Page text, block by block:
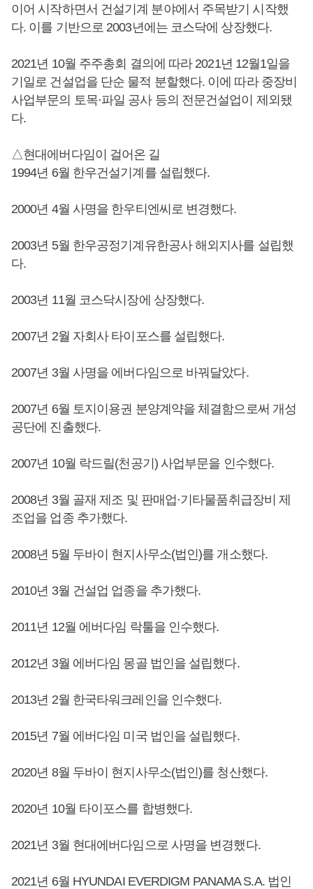
이어 시작하면서 건설기계 분야에서 주목받기 시작했
다. 이를 기반으로 2003년에는 코스닥에 상장했다.
2021년 10월 주주총회 결의에 따라 2021년 12월1일을
기일로 건설업을 단순 물적 분할했다. 이에 따라 중장비
사업부문의 토목·파일 공사 등의 전문건설업이 제외됐
다.
△현대에버다임이 걸어온 길
1994년 6월 한우건설기계를 설립했다.
2000년 4월 사명을 한우티엔씨로 변경했다.
2003년 5월 한우공정기계유한공사 해외지사를 설립했
다.
2003년 11월 코스닥시장에 상장했다.
2007년 2월 자회사 타이포스를 설립했다.
2007년 3월 사명을 에버다임으로 바꿔달았다.
2007년 6월 토지이용권 분양계약을 체결함으로써 개성
공단에 진출했다.
2007년 10월 락드릴(천공기) 사업부문을 인수했다.
2008년 3월 골재 제조 및 판매업·기타물품취급장비 제
조업을 업종 추가했다.
2008년 5월 두바이 현지사무소(법인)를 개소했다.
2010년 3월 건설업 업종을 추가했다.
2011년 12월 에버다임 락툴을 인수했다.
2012년 3월 에버다임 몽골 법인을 설립했다.
2013년 2월 한국타워크레인을 인수했다.
2015년 7월 에버다임 미국 법인을 설립했다.
2020년 8월 두바이 현지사무소(법인)를 청산했다.
2020년 10월 타이포스를 합병했다.
2021년 3월 현대에버다임으로 사명을 변경했다.
2021년 6월 HYUNDAI EVERDIGM PANAMA S.A. 법인